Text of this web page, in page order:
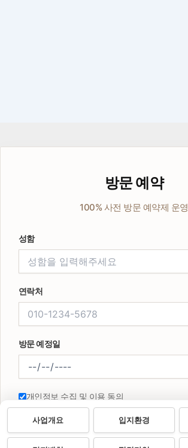
방문 예약
100% 사전 방문 예약제 운영
성함
연락처
방문 예정일
개인정보 수집 및 이용 동의
예약 등록
사업개요 입지환경